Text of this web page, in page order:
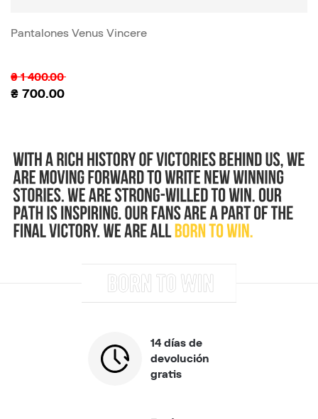
Pantalones Venus Vincere
₴ 1 400.00
₴ 700.00
14 días de
devolución
gratis